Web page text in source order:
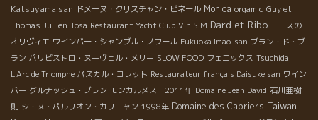
Katsuyama san ドメーヌ・クリスチャン・ビネール Monica orgamic Guy et
Thomas Jullien Tosa Restaurant Yacht Club Vin S M Dard et Ribo ニースの
オリヴィエ ワインバー・シャンブル・ノワール Fukuoka Imao-san ブラン・ド・ブ
ラン パリビストロ・ヌーヴェル・メリー SLOW FOOD フェニックス Tsuchida
L'Arc de Triomphe パスカル・コレット Restaurateur français Daisuke san ワイン
バー グルナッシュ・ブラン モンカルメス 2011年 Domaine Jean David 石川亜樹
則 シ・ヌ・パルリオン・カリニャン 1998年 Domaine des Capriers Taiwan